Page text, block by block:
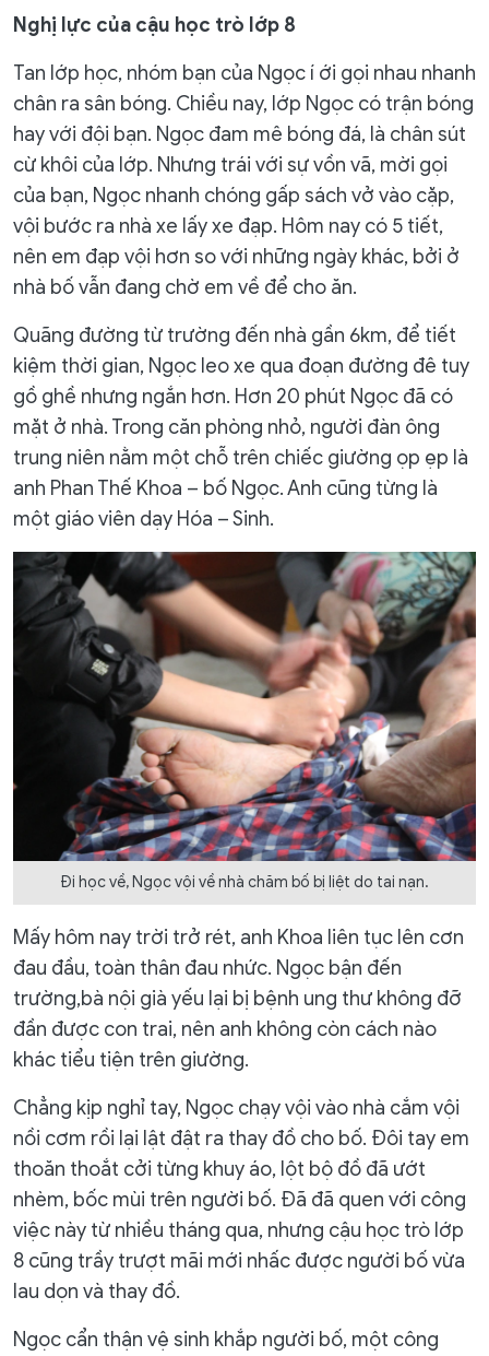
Nghị lực của cậu học trò lớp 8
Tan lớp học, nhóm bạn của Ngọc í ới gọi nhau nhanh
chân ra sân bóng. Chiều nay, lớp Ngọc có trận bóng
hay với đội bạn. Ngọc đam mê bóng đá, là chân sút
cừ khôi của lớp. Nhưng trái với sự vồn vã, mời gọi
của bạn, Ngọc nhanh chóng gấp sách vở vào cặp,
vội bước ra nhà xe lấy xe đạp. Hôm nay có 5 tiết,
nên em đạp vội hơn so với những ngày khác, bởi ở
nhà bố vẫn đang chờ em về để cho ăn.
Quãng đường từ trường đến nhà gần 6km, để tiết
kiệm thời gian, Ngọc leo xe qua đoạn đường đê tuy
gồ ghề nhưng ngắn hơn. Hơn 20 phút Ngọc đã có
mặt ở nhà. Trong căn phòng nhỏ, người đàn ông
trung niên nằm một chỗ trên chiếc giường ọp ẹp là
anh Phan Thế Khoa – bố Ngọc. Anh cũng từng là
một giáo viên dạy Hóa – Sinh.
Đi học về, Ngọc vội về nhà chăm bố bị liệt do tai nạn.
Mấy hôm nay trời trở rét, anh Khoa liên tục lên cơn
đau đầu, toàn thân đau nhức. Ngọc bận đến
trường,bà nội già yếu lại bị bệnh ung thư không đỡ
đần được con trai, nên anh không còn cách nào
khác tiểu tiện trên giường.
Chẳng kịp nghỉ tay, Ngọc chạy vội vào nhà cắm vội
nồi cơm rồi lại lật đật ra thay đồ cho bố. Đôi tay em
thoăn thoắt cởi từng khuy áo, lột bộ đồ đã ướt
nhèm, bốc mùi trên người bố. Đã đã quen với công
việc này từ nhiều tháng qua, nhưng cậu học trò lớp
8 cũng trầy trượt mãi mới nhấc được người bố vừa
lau dọn và thay đồ.
Ngọc cẩn thận vệ sinh khắp người bố, một công